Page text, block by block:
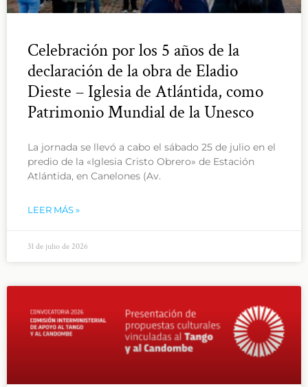
Celebración por los 5 años de la
declaración de la obra de Eladio
Dieste – Iglesia de Atlántida, como
Patrimonio Mundial de la Unesco
La jornada se llevó a cabo el sábado 25 de julio en el
predio de la «Iglesia Cristo Obrero» de Estación
Atlántida, en Canelones (Av.
LEER MÁS »
31 de julio de 2026